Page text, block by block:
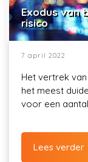
Exodus van
risico
7 april 2022
Het vertrek
het meest
voor een
Lees verder